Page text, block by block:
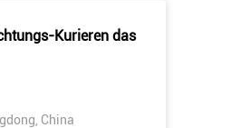
Kurieren das
China